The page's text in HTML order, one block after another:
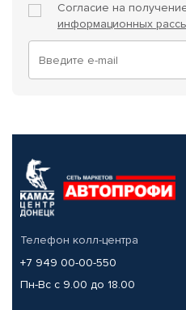
Согласие на
информационных
Телефон колл-центра
+7 949 00-00-550
Пн-Вс с 9.00 до 18.00